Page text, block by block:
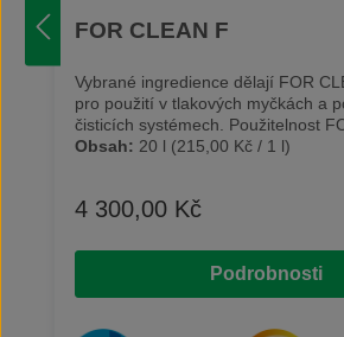
FOR CLEAN F
Vybrané ingredience dělají FOR
pro použití v tlakových myčkách a
čisticích systémech. Použitelnost
mokrých vysavačích a ručních
zabarvením (až do teploty 75 °C).
účinky. FOR CLEAN F chrání
protože nepodléhá povinnému
nařízení CLP. Při manuální aplikaci
Obsah: 20 l (215,00 Kč / 1 l)
Běžná cena:
4 300,00 Kč
Podrobnosti